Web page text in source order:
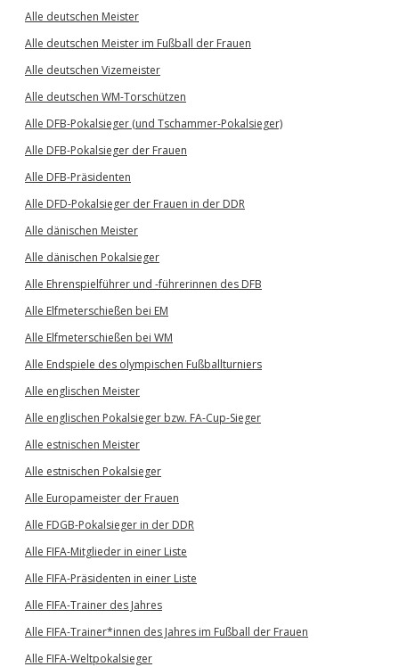
Alle deutschen Meister
Alle deutschen Meister im Fußball der Frauen
Alle deutschen Vizemeister
Alle deutschen WM-Torschützen
Alle DFB-Pokalsieger (und Tschammer-Pokalsieger)
Alle DFB-Pokalsieger der Frauen
Alle DFB-Präsidenten
Alle DFD-Pokalsieger der Frauen in der DDR
Alle dänischen Meister
Alle dänischen Pokalsieger
Alle Ehrenspielführer und -führerinnen des DFB
Alle Elfmeterschießen bei EM
Alle Elfmeterschießen bei WM
Alle Endspiele des olympischen Fußballturniers
Alle englischen Meister
Alle englischen Pokalsieger bzw. FA-Cup-Sieger
Alle estnischen Meister
Alle estnischen Pokalsieger
Alle Europameister der Frauen
Alle FDGB-Pokalsieger in der DDR
Alle FIFA-Mitglieder in einer Liste
Alle FIFA-Präsidenten in einer Liste
Alle FIFA-Trainer des Jahres
Alle FIFA-Trainer*innen des Jahres im Fußball der Frauen
Alle FIFA-Weltpokalsieger